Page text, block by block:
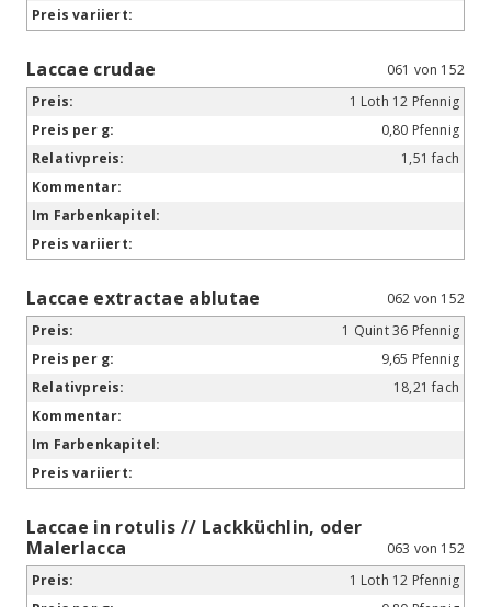
Laccae crudae
061 von 152
1 Loth 12 Pfennig
0,80 Pfennig
1,51 fach
Laccae extractae ablutae
062 von 152
1 Quint 36 Pfennig
9,65 Pfennig
18,21 fach
Laccae in rotulis // Lackküchlin, oder
Malerlacca
063 von 152
1 Loth 12 Pfennig